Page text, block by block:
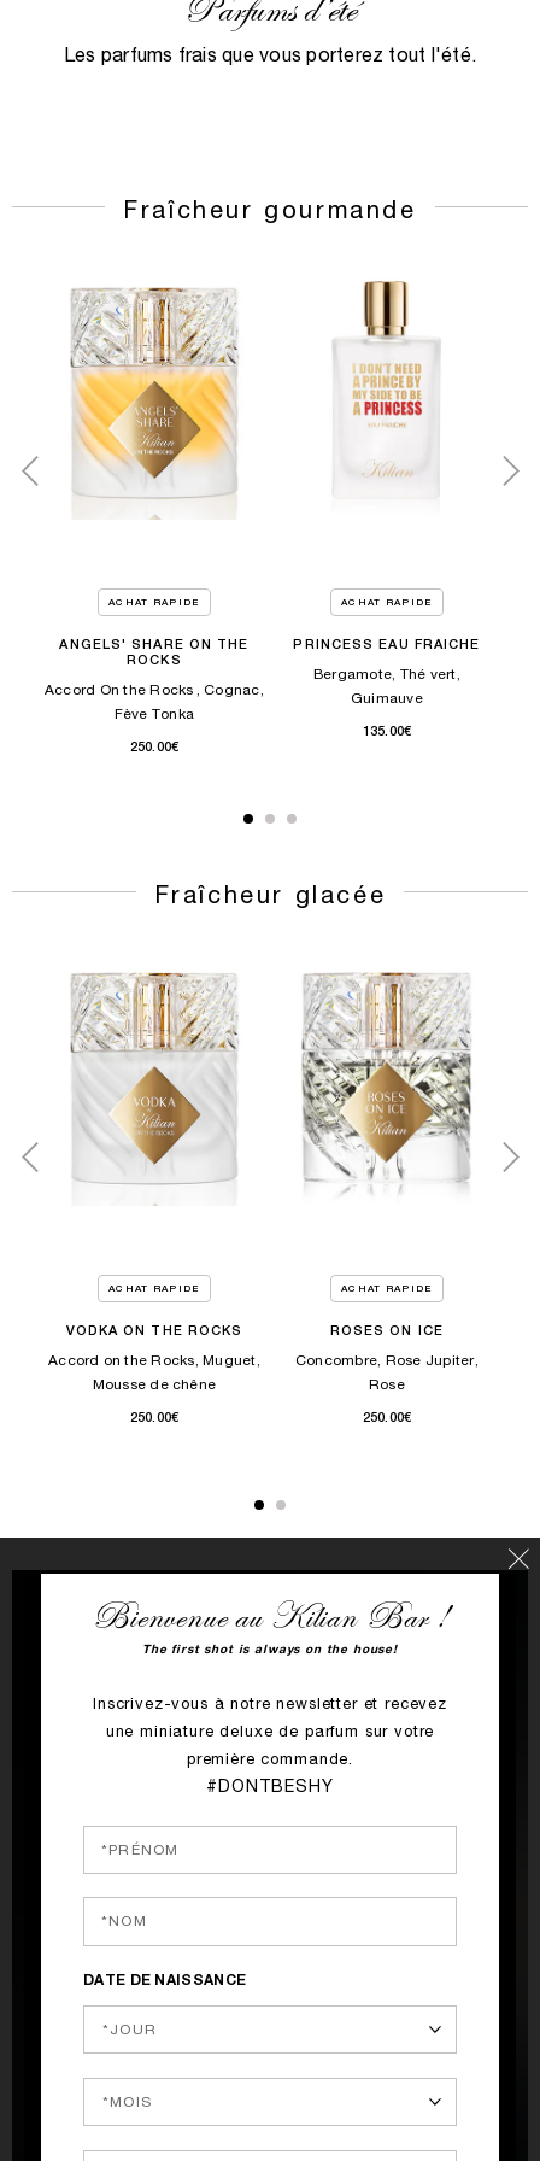
Les parfums frais que vous porterez tout l'été.
Fraîcheur gourmande
ACHAT RAPIDE
ANGELS' SHARE ON THE
ROCKS
Accord On the Rocks , Cognac,
Fève Tonka
250.00€
ACHAT RAPIDE
PRINCESS EAU FRAICHE
Bergamote, Thé vert,
Guimauve
135.00€
Fraîcheur glacée
ACHAT RAPIDE
VODKA ON THE ROCKS
Accord on the Rocks, Muguet,
Mousse de chêne
250.00€
ACHAT RAPIDE
ROSES ON ICE
Concombre, Rose Jupiter,
Rose
250.00€
Bienvenue au Kilian Bar !
The first shot is always on the house!
Inscrivez-vous à notre newsletter et recevez
une miniature deluxe de parfum sur votre
première commande.
#DONTBESHY
DATE DE NAISSANCE